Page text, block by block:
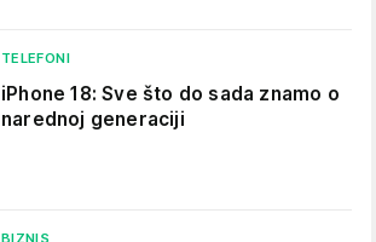
TELEFONI
iPhone 18: Sve što do sada znamo o
narednoj generaciji
BIZNIS